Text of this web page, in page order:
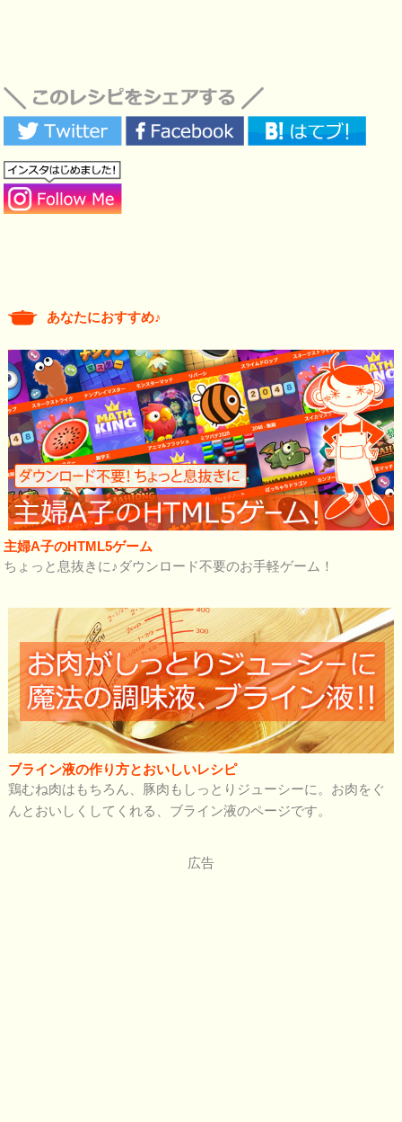
あなたにおすすめ♪
主婦A子のHTML5ゲーム
ちょっと息抜きに♪ダウンロード不要のお手軽ゲーム！
ブライン液の作り方とおいしいレシピ
鶏むね肉はもちろん、豚肉もしっとりジューシーに。お肉をぐ
んとおいしくしてくれる、ブライン液のページです。
広告